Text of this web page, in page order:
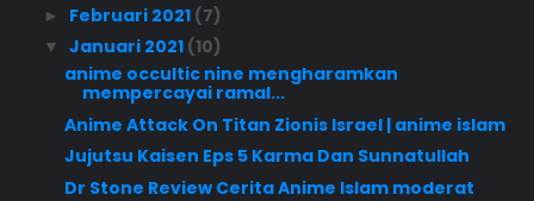
► Februari 2021 (7)
▼ Januari 2021 (10)
anime occultic nine mengharamkan
mempercayai ramal...
Anime Attack On Titan Zionis Israel | anime islam
Jujutsu Kaisen Eps 5 Karma Dan Sunnatullah
Dr Stone Review Cerita Anime Islam moderat